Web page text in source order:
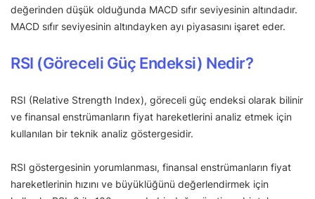
değerinden düşük olduğunda MACD sıfır seviyesinin altındadır.
MACD sıfır seviyesinin altındayken ayı piyasasını işaret eder.
RSI (Göreceli Güç Endeksi) Nedir?
RSI (Relative Strength Index), göreceli güç endeksi olarak bilinir
ve finansal enstrümanların fiyat hareketlerini analiz etmek için
kullanılan bir teknik analiz göstergesidir.
RSI göstergesinin yorumlanması, finansal enstrümanların fiyat
hareketlerinin hızını ve büyüklüğünü değerlendirmek için